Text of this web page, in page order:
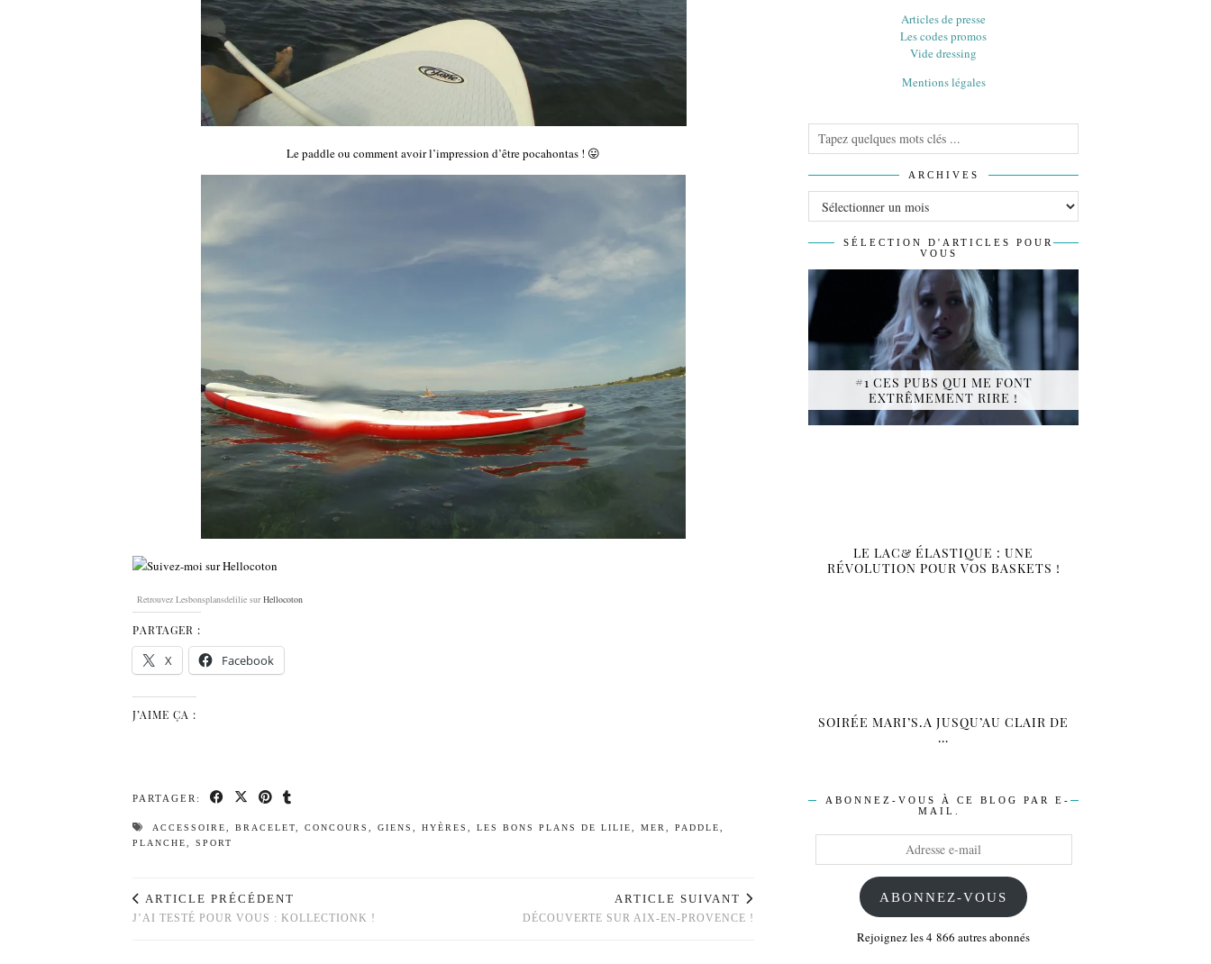
Le paddle ou comment avoir l’impression d’être pocahontas ! 😛
Retrouvez Lesbonsplansdelilie sur Hellocoton
PARTAGER :
X Facebook
J’AIME ÇA :
PARTAGER:
ACCESSOIRE BRACELET CONCOURS GIENS HYÈRES LES BONS PLANS DE LILIE MER PADDLE
PLANCHE
SPORT
ARTICLE PRÉCÉDENT
J’AI TESTÉ POUR VOUS : KOLLECTIONK !
ARTICLE SUIVANT
DÉCOUVERTE SUR AIX-EN-PROVENCE !
Articles de presse
Les codes promos
Vide dressing
Mentions légales
ARCHIVES
SÉLECTION D'ARTICLES POUR
VOUS
#1 CES PUBS QUI ME FONT
EXTRÊMEMENT RIRE !
LE LAC& ÉLASTIQUE : UNE
RÉVOLUTION POUR VOS BASKETS !
SOIRÉE MARI’S.A JUSQU’AU CLAIR DE
…
ABONNEZ-VOUS À CE BLOG PAR E-
MAIL.
ABONNEZ-VOUS
Rejoignez les 4 866 autres abonnés